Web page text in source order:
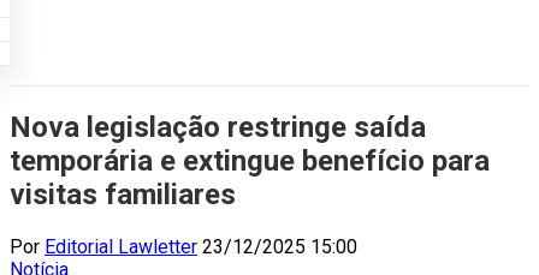
Nova legislação restringe saída
temporária e extingue benefício para
visitas familiares
Por Editorial Lawletter 23/12/2025 15:00
Notícia